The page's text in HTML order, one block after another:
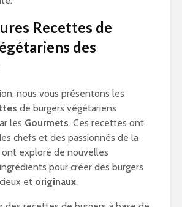
Recettes de
des
nous vous présentons les
de burgers végétariens
les Gourmets. Ces recettes ont
chefs et des passionnés de la
exploré de nouvelles
pour créer des burgers
et originaux.